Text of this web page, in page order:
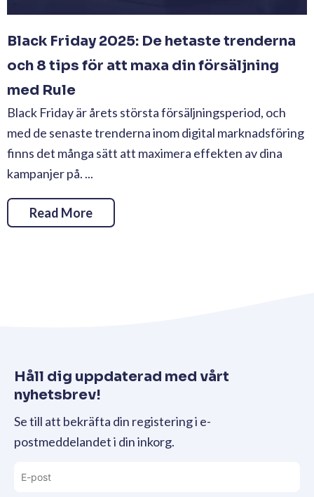
Black Friday 2025: De hetaste trenderna
och 8 tips för att maxa din försäljning
med Rule
Black Friday är årets största försäljningsperiod, och
med de senaste trenderna inom digital marknadsföring
finns det många sätt att maximera effekten av dina
kampanjer på. ...
Read More
Håll dig uppdaterad med vårt
nyhetsbrev!
Se till att bekräfta din registering i e-
postmeddelandet i din inkorg.